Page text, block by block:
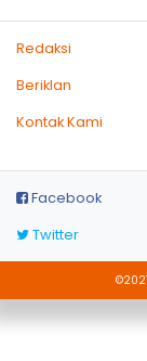
Redaksi
Beriklan
Kontak Kami
Facebook
Twitter